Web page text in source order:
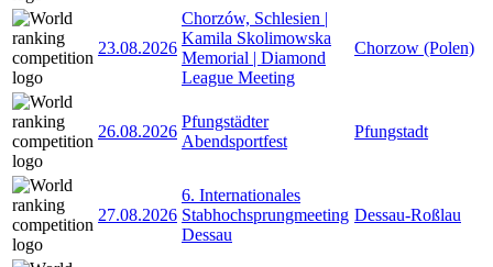
23.08.2026
Chorzów, Schlesien |
Kamila Skolimowska
Memorial | Diamond
League Meeting
Chorzow (Polen)
26.08.2026
Pfungstädter
Abendsportfest
Pfungstadt
27.08.2026
6. Internationales
Stabhochsprungmeeting
Dessau
Dessau-Roßlau